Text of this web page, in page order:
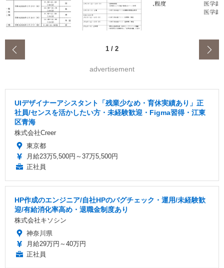
1 / 2
advertisement
UIデザイナーアシスタント「残業少なめ・育休実績あり」正
社員/センスを活かしたい方・未経験歓迎・Figma習得・江東
区青海
株式会社Creer
東京都
月給23万5,500円～37万5,500円
正社員
HP作成のエンジニア/自社HPのバグチェック・運用/未経験歓
迎/有給消化率高め・退職金制度あり
株式会社キソシン
神奈川県
月給29万円～40万円
正社員